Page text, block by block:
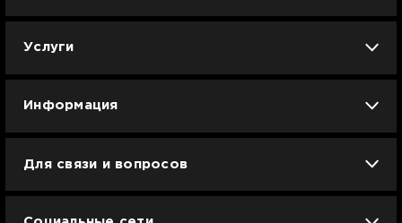
Apple б/у
Смартфоны Смарт-часы
Услуги
Информация
Для связи и вопросов